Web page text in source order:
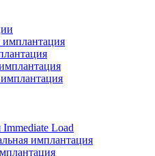
имплантация
Load
имплантация